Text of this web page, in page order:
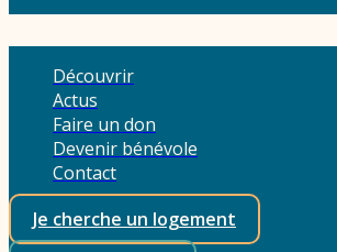
Découvrir
Actus
Faire un don
Devenir bénévole
Contact
Je cherche un logement